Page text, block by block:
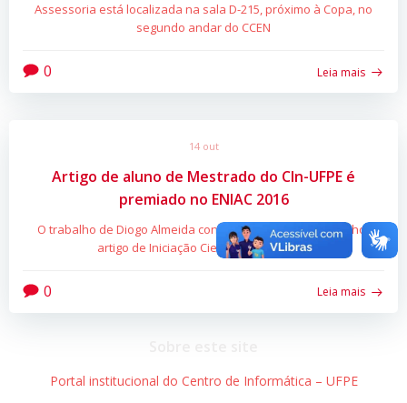
Assessoria está localizada na sala D-215, próximo à Copa, no
segundo andar do CCEN
0 Leia mais
14 out
Artigo de aluno de Mestrado do CIn-UFPE é
premiado no ENIAC 2016
O trabalho de Diogo Almeida conquistou o prêmio de melhor
artigo de Iniciação Científica do evento
0 Leia mais
Portal institucional do Centro de Informática – UFPE